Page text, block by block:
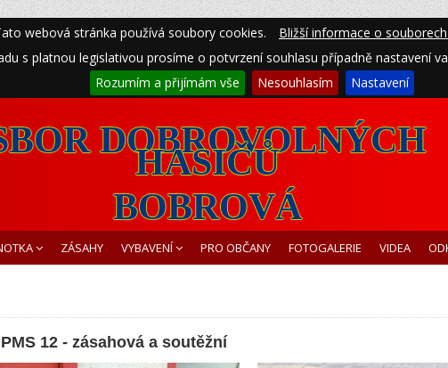
webová stránka používá soubory cookies.
Bližší informace o
s platnou legislativou prosíme o potvrzení souhlasu případně nastavení
Rozumím a přijímám vše
Nesouhlasím Nastavení
DOBROVOLNÝCH
HASIČŮ
BOBROVÁ
ZÁSAHY VYBAVENÍ PRO OBČANY FOTOGALERIE VIDEA
12 - zásahová a soutěžní